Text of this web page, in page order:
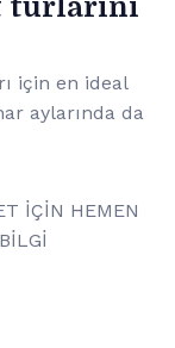
turlarını
için en ideal
aylarında da
İÇİN HEMEN